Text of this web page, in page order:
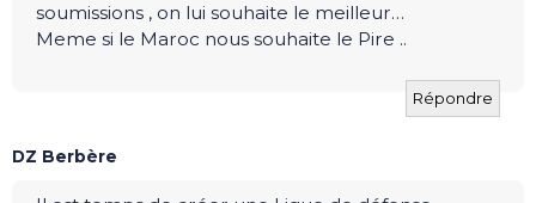
soumissions , on lui souhaite le meilleur…
Meme si le Maroc nous souhaite le Pire ..
Répondre
DZ Berbère